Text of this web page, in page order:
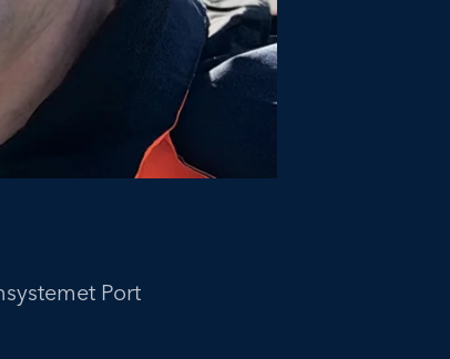
Port